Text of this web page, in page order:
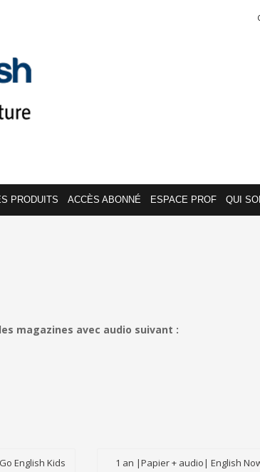
PRODUITS ACCÈS ABONNÉ ESPACE PROF QUI
magazines avec audio suivant :
English Kids 1 an |Papier + audio| English